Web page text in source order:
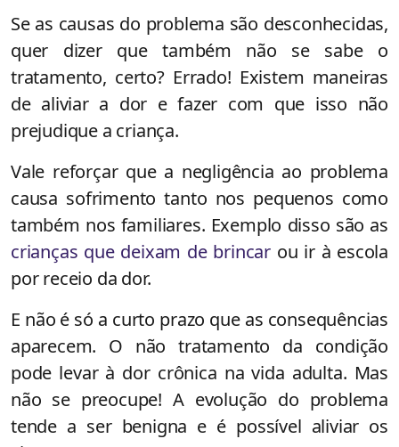
Se as causas do problema são desconhecidas,
quer dizer que também não se sabe o
tratamento, certo? Errado! Existem maneiras
de aliviar a dor e fazer com que isso não
prejudique a criança.
Vale reforçar que a negligência ao problema
causa sofrimento tanto nos pequenos como
também nos familiares. Exemplo disso são as
crianças que deixam de brincar ou ir à escola
por receio da dor.
E não é só a curto prazo que as consequências
aparecem. O não tratamento da condição
pode levar à dor crônica na vida adulta. Mas
não se preocupe! A evolução do problema
tende a ser benigna e é possível aliviar os